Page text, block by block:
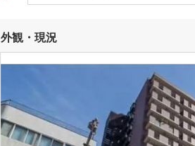
外観・現況